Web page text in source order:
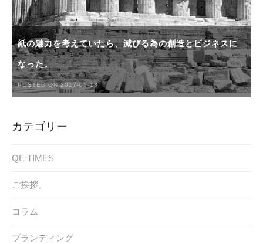
紙の魅力を考えていたら、滅びる為の創造とビジネスに
なった。
POSTED ON 2017-05-13
カテゴリー
QE TIMES
ご挨拶。
コラム
ブランディング